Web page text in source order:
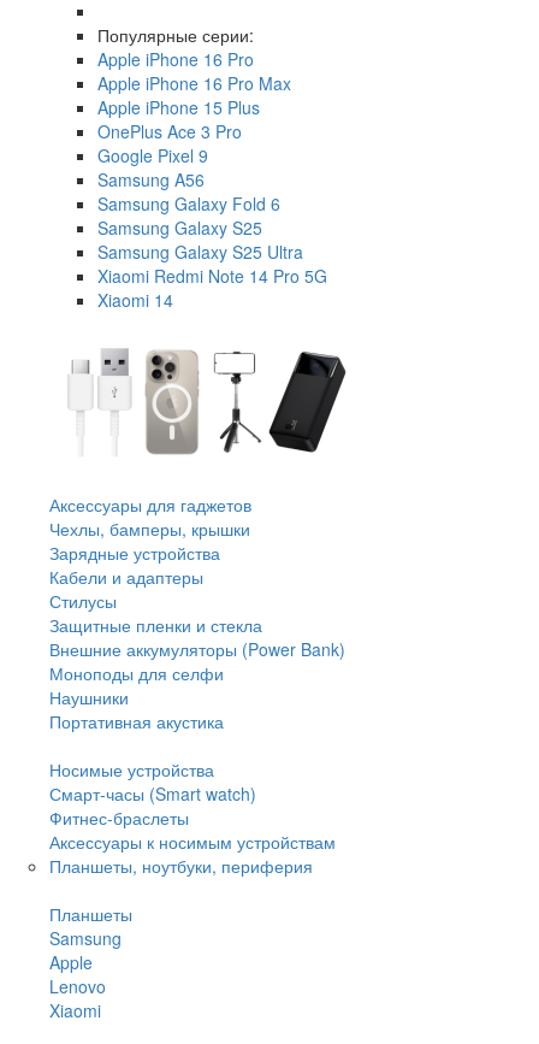
Популярные серии:
Apple iPhone 16 Pro
Apple iPhone 16 Pro Max
Apple iPhone 15 Plus
OnePlus Ace 3 Pro
Google Pixel 9
Samsung A56
Samsung Galaxy Fold 6
Samsung Galaxy S25
Samsung Galaxy S25 Ultra
Xiaomi Redmi Note 14 Pro 5G
Xiaomi 14
Аксессуары для гаджетов
Чехлы, бамперы, крышки
Зарядные устройства
Кабели и адаптеры
Стилусы
Защитные пленки и стекла
Внешние аккумуляторы (Power Bank)
Моноподы для селфи
Наушники
Портативная акустика
Носимые устройства
Смарт-часы (Smart watch)
Фитнес-браслеты
Аксессуары к носимым устройствам
Планшеты, ноутбуки, периферия
Планшеты
Samsung
Apple
Lenovo
Xiaomi